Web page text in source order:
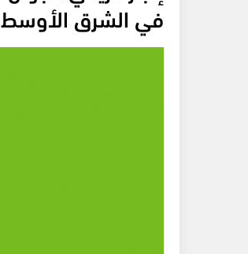
في الشرق الأوسط